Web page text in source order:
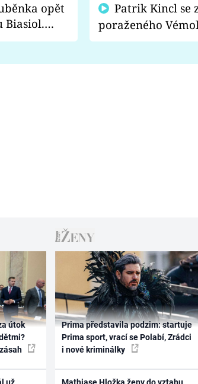
opět
Biasiol.
falešná a
poraženého
fanoušci naštvali?
útok
Prima představila podzim: startuje
Prima sport, vrací se Polabí, Zrádci
i nové kriminálky